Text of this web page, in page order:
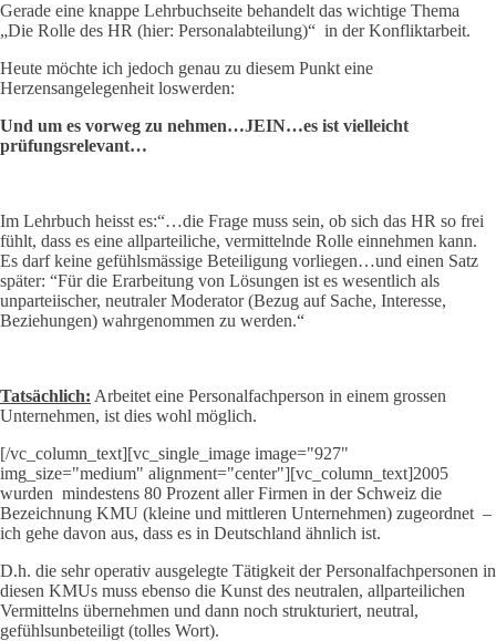
Gerade eine knappe Lehrbuchseite behandelt das wichtige Thema
„Die Rolle des HR (hier: Personalabteilung)“ in der Konfliktarbeit.
Heute möchte ich jedoch genau zu diesem Punkt eine
Herzensangelegenheit loswerden:
Und um es vorweg zu nehmen…JEIN…es ist vielleicht
prüfungsrelevant…
Im Lehrbuch heisst es:“…die Frage muss sein, ob sich das HR so frei
fühlt, dass es eine allparteiliche, vermittelnde Rolle einnehmen kann.
Es darf keine gefühlsmässige Beteiligung vorliegen…und einen Satz
später: “Für die Erarbeitung von Lösungen ist es wesentlich als
unparteiischer, neutraler Moderator (Bezug auf Sache, Interesse,
Beziehungen) wahrgenommen zu werden.“
Tatsächlich: Arbeitet eine Personalfachperson in einem grossen
Unternehmen, ist dies wohl möglich.
[/vc_column_text][vc_single_image image="927"
img_size="medium" alignment="center"][vc_column_text]2005
wurden mindestens 80 Prozent aller Firmen in der Schweiz die
Bezeichnung KMU (kleine und mittleren Unternehmen) zugeordnet –
ich gehe davon aus, dass es in Deutschland ähnlich ist.
D.h. die sehr operativ ausgelegte Tätigkeit der Personalfachpersonen in
diesen KMUs muss ebenso die Kunst des neutralen, allparteilichen
Vermittelns übernehmen und dann noch strukturiert, neutral,
gefühlsunbeteiligt (tolles Wort).